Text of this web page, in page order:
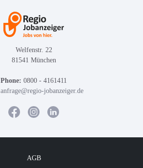
Welfenstr. 22
81541 München
Phone: 0800 - 4161411
anfrage@regio-jobanzeiger.de
AGB